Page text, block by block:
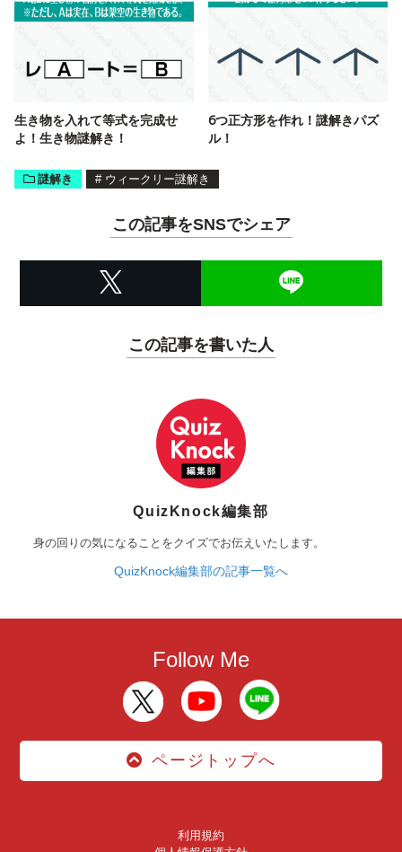
生き物を入れて等式を完成せ
よ！生き物謎解き！
6つ正方形を作れ！謎解きパズ
ル！
謎解き # ウィークリー謎解き
この記事をSNSでシェア
この記事を書いた人
QuizKnock編集部
身の回りの気になることをクイズでお伝えいたします。
QuizKnock編集部の記事一覧へ
Follow Me
ページトップへ
利用規約